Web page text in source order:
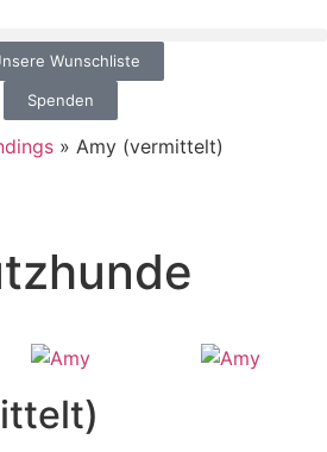
Wunschliste
Spenden
» Amy (vermittelt)